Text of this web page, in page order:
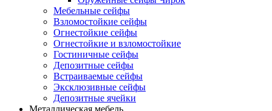
Мебельные сейфы
Взломостойкие сейфы
Огнестойкие сейфы
Огнестойкие и взломостойкие
Гостиничные сейфы
Депозитные сейфы
Встраиваемые сейфы
Эксклюзивные сейфы
Депозитные ячейки
Металлическая мебель